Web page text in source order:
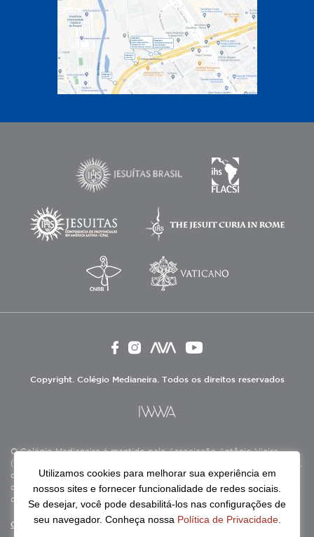
Copyright. Colégio Medianeira. Todos os direitos reservados
O Colégio Medianeira é mantido pela Associação Antônio Vieira
(ASAV), instituição de direito privado sem fins lucrativos, filantrópica,
de natureza educativa, cultural, assistencial e beneficente, certificada
como Entidade Beneficente de Assistência Social (CEBAS), nas áreas
de educação e assistência social.
Continue lendo
Utilizamos cookies para melhorar sua experiência em
nossos sites e fornecer funcionalidade de redes sociais.
Se desejar, você pode desabilitá-los nas configurações de
seu navegador. Conheça nossa Política de Privacidade.